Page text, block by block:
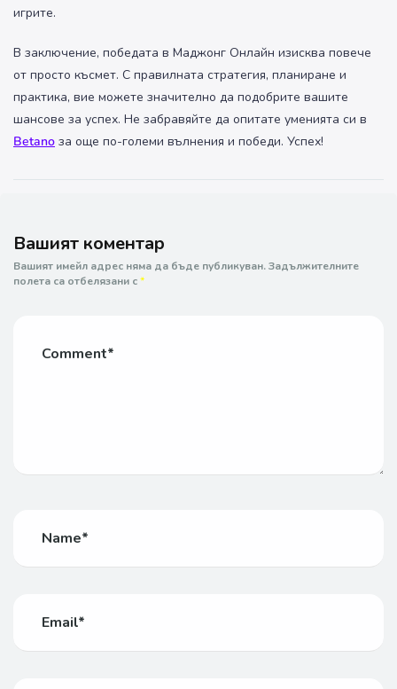
игрите.
В заключение, победата в Маджонг Онлайн изисква повече
от просто късмет. С правилната стратегия, планиране и
практика, вие можете значително да подобрите вашите
шансове за успех. Не забравяйте да опитате уменията си в
Betano за още по-големи вълнения и победи. Успех!
Вашият коментар
Вашият имейл адрес няма да бъде публикуван.Задължителните
полета са отбелязани с*